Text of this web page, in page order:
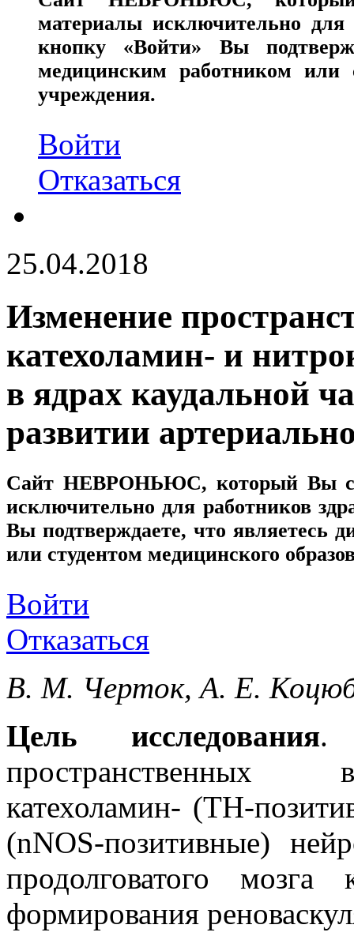
материалы исключительно для
кнопку «Войти» Вы
медицинским работником или
учреждения.
Войти
Отказаться
25.04.2018
Изменение
катехоламин- и
в ядрах каудальной
развитии
Сайт НЕВРОНЬЮС, который Вы
исключительно для работников
Вы подтверждаете, что являетесь
или студентом медицинского
Войти
Отказаться
В. М. Черток, А. Е.
Цель исследования.
пространственных
катехоламин- (ТН-
(nNOS-позитивные)
продолговатого
формирования